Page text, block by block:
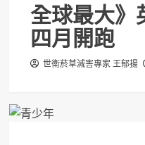
全球最大》
四月開跑
世衛菸草減害專家 王郁揚